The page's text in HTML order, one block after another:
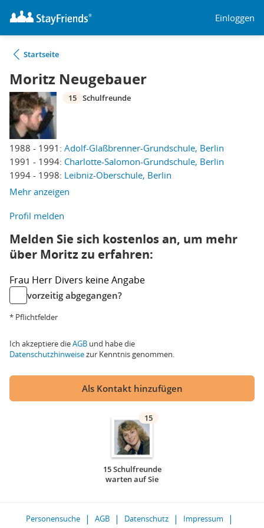
Einloggen
Startseite
Moritz Neugebauer
1988 - 1991: Adolf-Glaßbrenner-Grundschule, Berlin
1991 - 1994: Charlotte-Salomon-Grundschule, Berlin
1994 - 1998: Leibniz-Oberschule, Berlin
Mehr anzeigen
15 Schulfreunde
Profil melden
Melden Sie sich kostenlos an, um mehr
über Moritz zu erfahren:
Frau Herr Divers keine Angabe
vorzeitig abgegangen?
* Pflichtfelder
Ich akzeptiere dieAGB und habe die
Datenschutzhinweisezur Kenntnis genommen.
Als Kontakt hinzufügen
15
15 Schulfreunde
warten auf Sie
Personensuche AGB Datenschutz
Impressum